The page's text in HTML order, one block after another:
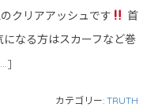
クリアアッシュです
首
なる方はスカーフなど巻
カテゴリー: TRUTH